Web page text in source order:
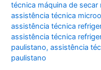
técnica máquina de
assistência técnica
assistência técnica
assistência técnica
paulistano,assistência
paulistano